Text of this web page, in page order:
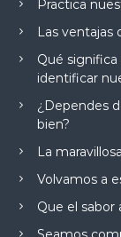
Practica
Las ventajas
Qué significa
identificar
¿Dependes
bien?
La
Volvamos a
Que el